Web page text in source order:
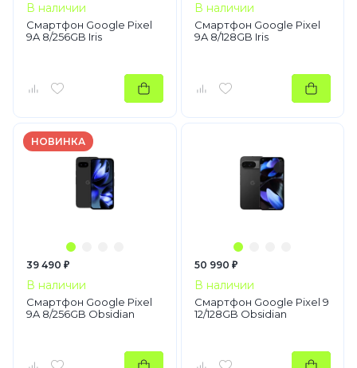
В наличии
Смартфон Google Pixel
9A 8/256GB Iris
В наличии
Смартфон Google Pixel
9A 8/128GB Iris
НОВИНКА
39 490 ₽
В наличии
Смартфон Google Pixel
9A 8/256GB Obsidian
50 990 ₽
В наличии
Смартфон Google Pixel 9
12/128GB Obsidian